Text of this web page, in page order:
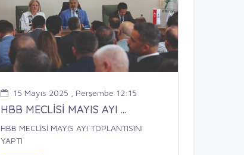
15 Mayıs 2025 , Perşembe 12:15
HBB MECLİSİ MAYIS AYI ...
HBB MECLİSİ MAYIS AYI TOPLANTISINI
YAPTI